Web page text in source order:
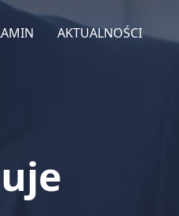
AKTUALNOŚCI